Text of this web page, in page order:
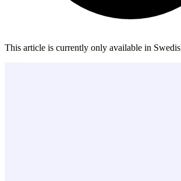
This article is currently only available in